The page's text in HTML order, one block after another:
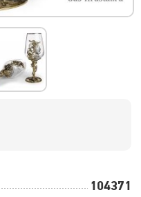
104371